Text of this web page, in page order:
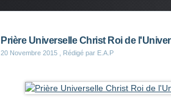
Prière Universelle Christ Roi de
20 Novembre 2015 , Rédigé par E.A.P